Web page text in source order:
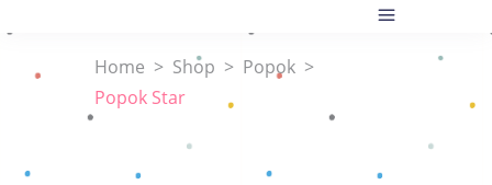
Home > Shop > Popok >
Popok Star